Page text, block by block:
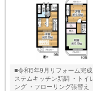
■令和5年9月リフォーム完
ステムキッチン新調 ・ト
ング ・フローリング張替え ・クロス